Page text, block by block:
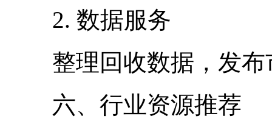
2. 数据服务
整理回收数据，发布
六、行业资源推荐